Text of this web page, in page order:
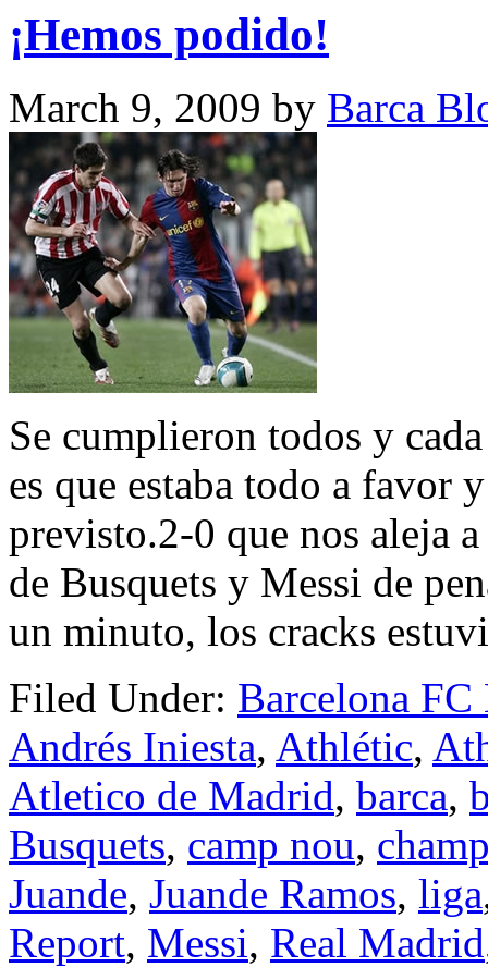
¡Hemos podido!
March 9, 2009 by Barca
Se cumplieron todos y
es que estaba todo a favor
previsto.2-0 que nos aleja
de Busquets y Messi de
un minuto, los cracks
Filed Under: Barcelona FC
Andrés Iniesta, Athlétic,
Atletico de Madrid, barca,
Busquets, camp nou,
Juande, Juande Ramos, liga
Report, Messi, Real Madrid